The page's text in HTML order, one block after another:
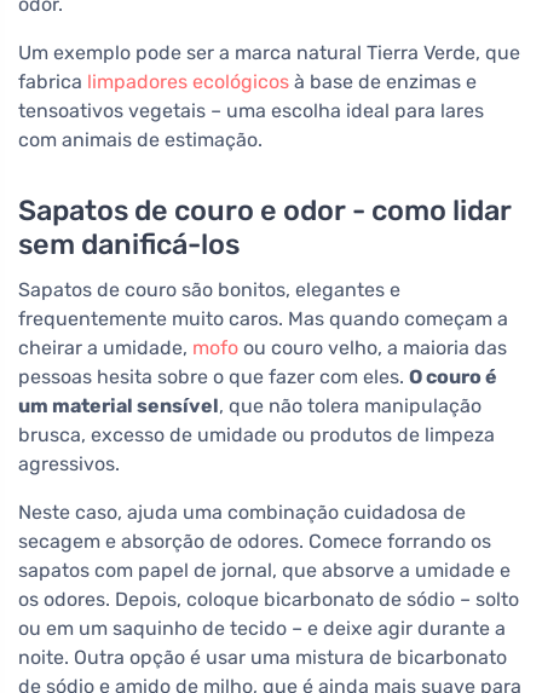
Um exemplo pode ser a marca natural Tierra Verde, que
fabrica limpadores ecológicos à base de enzimas e
tensoativos vegetais – uma escolha ideal para lares
com animais de estimação.
Sapatos de couro e odor - como lidar
sem danificá-los
Sapatos de couro são bonitos, elegantes e
frequentemente muito caros. Mas quando começam a
cheirar a umidade, mofo ou couro velho, a maioria das
pessoas hesita sobre o que fazer com eles. O couro é
um material sensível, que não tolera manipulação
brusca, excesso de umidade ou produtos de limpeza
agressivos.
Neste caso, ajuda uma combinação cuidadosa de
secagem e absorção de odores. Comece forrando os
sapatos com papel de jornal, que absorve a umidade e
os odores. Depois, coloque bicarbonato de sódio – solto
ou em um saquinho de tecido – e deixe agir durante a
noite. Outra opção é usar uma mistura de bicarbonato
de sódio e amido de milho, que é ainda mais suave para